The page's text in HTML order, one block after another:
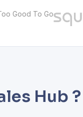
Hub ?